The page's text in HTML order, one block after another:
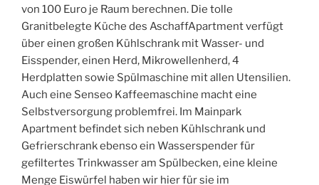
von 100 Euro je Raum berechnen. Die tolle
Granitbelegte Küche des AschaffApartment verfügt
über einen großen Kühlschrank mit Wasser- und
Eisspender, einen Herd, Mikrowellenherd, 4
Herdplatten sowie Spülmaschine mit allen Utensilien.
Auch eine Senseo Kaffeemaschine macht eine
Selbstversorgung problemfrei. Im Mainpark
Apartment befindet sich neben Kühlschrank und
Gefrierschrank ebenso ein Wasserspender für
gefiltertes Trinkwasser am Spülbecken, eine kleine
Menge Eiswürfel haben wir hier für sie im